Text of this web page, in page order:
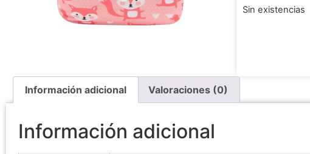
Sin existencias
Información adicional Valoraciones (0)
Información adicional